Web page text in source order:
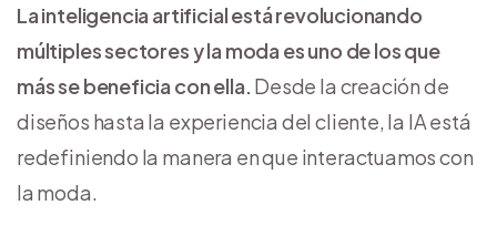
La inteligencia artificial está revolucionando
múltiples sectores y la moda es uno de los que
más se beneficia con ella. Desde la creación de
diseños hasta la experiencia del cliente, la IA está
redefiniendo la manera en que interactuamos con
la moda.